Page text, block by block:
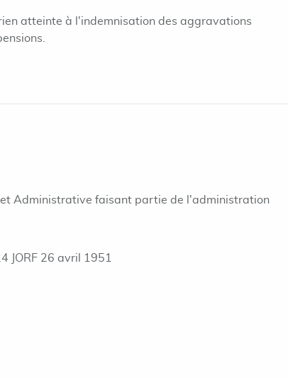
atteinte à l'indemnisation des aggravations
et Administrative faisant partie de l'administration
JORF 26 avril 1951